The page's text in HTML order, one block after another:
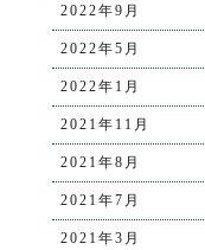
2022年9月
2022年5月
2022年1月
2021年11月
2021年8月
2021年7月
2021年3月